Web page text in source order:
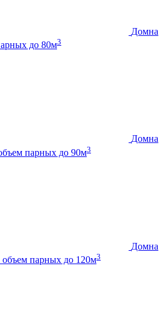
Домна
до 80м3
Домна
парных до 90м3
Домна
объем парных до 120м3